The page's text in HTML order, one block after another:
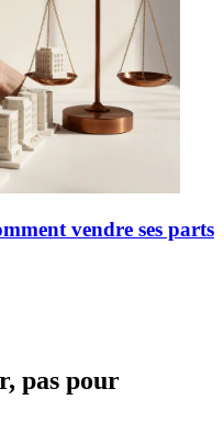
vendre ses parts
pas pour